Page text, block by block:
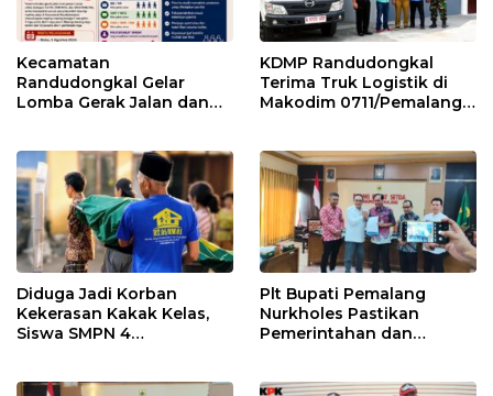
Kecamatan
Randudongkal Gelar
Lomba Gerak Jalan dan
KDMP Randudongkal
Terima Truk Logistik di
Makodim 0711/Pemalang
Diduga Jadi Korban
Kekerasan Kakak Kelas,
Siswa SMPN 4
Plt Bupati Pemalang
Nurkholes Pastikan
Pemerintahan dan